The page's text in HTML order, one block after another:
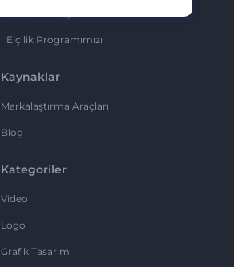
Elçilik Programımızı
Kaynaklar
Markalaştırma Araçları
Blog
Kategoriler
Video
Logo
Grafik Tasarım